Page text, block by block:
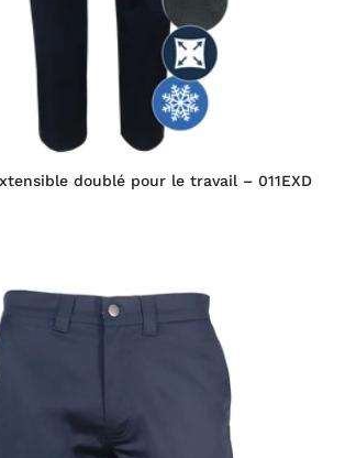
doublé pour le travail – 011EXD